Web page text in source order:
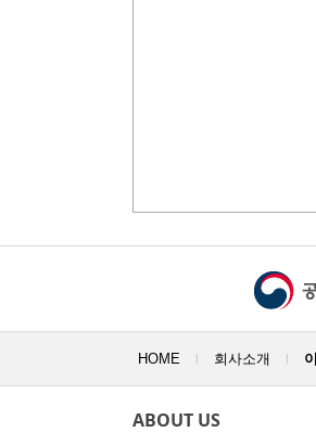
HOME | 회사소개 |
ABOUT US